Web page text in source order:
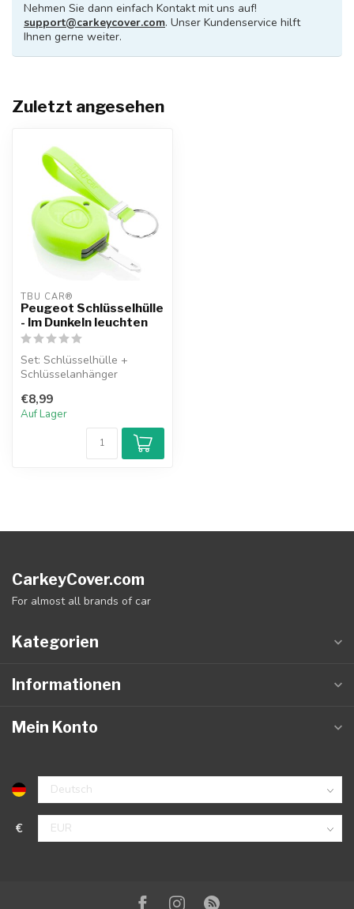
Nehmen Sie dann einfach Kontakt mit uns auf!
support@carkeycover.com. Unser Kundenservice hilft
Ihnen gerne weiter.
Zuletzt angesehen
TBU CAR®
Peugeot Schlüsselhülle
- Im Dunkeln leuchten
Set: Schlüsselhülle +
Schlüsselanhänger
€8,99
Auf Lager
CarkeyCover.com
For almost all brands of car
Kategorien
Informationen
Mein Konto
€